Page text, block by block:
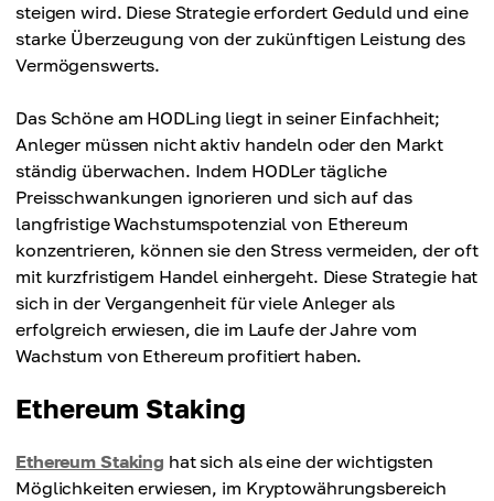
steigen wird. Diese Strategie erfordert Geduld und eine
starke Überzeugung von der zukünftigen Leistung des
Vermögenswerts.
Das Schöne am HODLing liegt in seiner Einfachheit;
Anleger müssen nicht aktiv handeln oder den Markt
ständig überwachen. Indem HODLer tägliche
Preisschwankungen ignorieren und sich auf das
langfristige Wachstumspotenzial von Ethereum
konzentrieren, können sie den Stress vermeiden, der oft
mit kurzfristigem Handel einhergeht. Diese Strategie hat
sich in der Vergangenheit für viele Anleger als
erfolgreich erwiesen, die im Laufe der Jahre vom
Wachstum von Ethereum profitiert haben.
Ethereum Staking
Ethereum Staking hat sich als eine der wichtigsten
Möglichkeiten erwiesen, im Kryptowährungsbereich